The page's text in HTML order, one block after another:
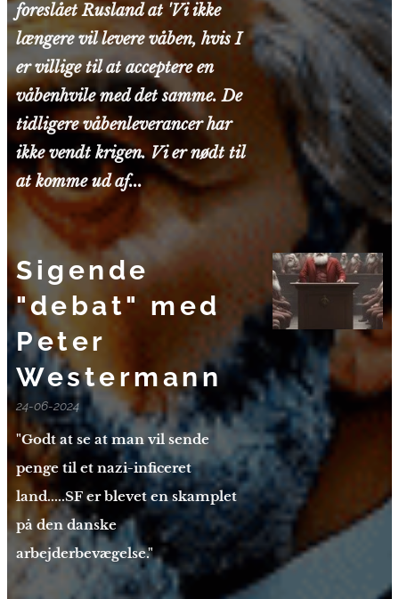
foreslået Rusland at 'Vi ikke
længere vil levere våben, hvis I
er villige til at acceptere en
våbenhvile med det samme. De
tidligere våbenleverancer har
ikke vendt krigen. Vi er nødt til
at komme ud af...
Sigende
"debat" med
Peter
Westermann
24-06-2024
"Godt at se at man vil sende
penge til et nazi-inficeret
land.....SF er blevet en skamplet
på den danske
arbejderbevægelse."